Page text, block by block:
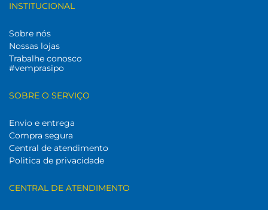
INSTITUCIONAL
Sobre nós
Nossas lojas
Trabalhe conosco
#vemprasipo
SOBRE O SERVIÇO
Envio e entrega
Compra segura
Central de atendimento
Politica de privacidade
CENTRAL DE ATENDIMENTO